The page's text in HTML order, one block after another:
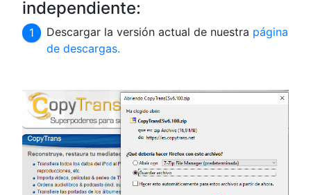
independiente:
Descargar la versión actual de nuestra página
de descargas.